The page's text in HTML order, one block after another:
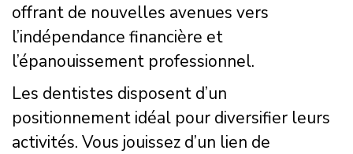
offrant de nouvelles avenues vers
l’indépendance financière et
l’épanouissement professionnel.
Les dentistes disposent d’un
positionnement idéal pour diversifier leurs
activités. Vous jouissez d’un lien de